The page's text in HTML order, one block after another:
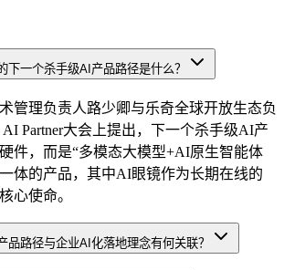
下一个杀手级AI产品路径是什么？
管理负责人路少卿与乐奇全球开放生态负
Partner大会上提出，下一个杀手级AI产
件，而是“多模态大模型+AI原生智能体
体的产品，其中AI眼镜作为长期在线的
心使命。
品路径与企业AI化落地理念有何关联？